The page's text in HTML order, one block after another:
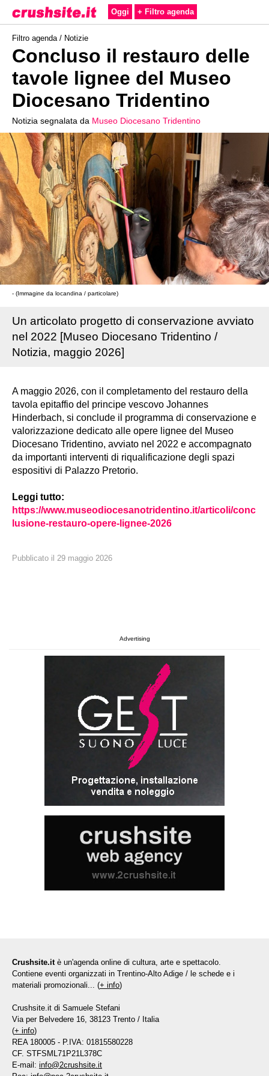
Oggi + Filtro agenda
Filtro agenda / Notizie
Concluso il restauro delle
tavole lignee del Museo
Diocesano Tridentino
Notizia segnalata da Museo Diocesano Tridentino
- (Immagine da locandina / particolare)
Un articolato progetto di conservazione avviato
nel 2022 [Museo Diocesano Tridentino /
Notizia, maggio 2026]
A maggio 2026, con il completamento del restauro della
tavola epitaffio del principe vescovo Johannes
Hinderbach, si conclude il programma di conservazione e
valorizzazione dedicato alle opere lignee del Museo
Diocesano Tridentino, avviato nel 2022 e accompagnato
da importanti interventi di riqualificazione degli spazi
espositivi di Palazzo Pretorio.
Leggi tutto:
https://www.museodiocesanotridentino.it/articoli/conc
lusione-restauro-opere-lignee-2026
Pubblicato il 29 maggio 2026
Advertising
Crushsite.it è un'agenda online di cultura, arte e spettacolo.
Contiene eventi organizzati in Trentino-Alto Adige / le schede e i
materiali promozionali... (+ info)
Crushsite.it di Samuele Stefani
Via per Belvedere 16, 38123 Trento / Italia
(+ info)
REA 180005 - P.IVA: 01815580228
CF. STFSML71P21L378C
E-mail: info@2crushsite.it